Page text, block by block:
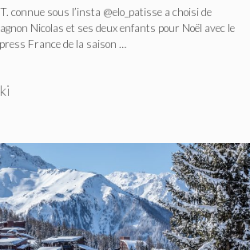
connue sous l’insta @elo_patisse a choisi de
Nicolas et ses deux enfants pour Noël avec le
France de la saison …